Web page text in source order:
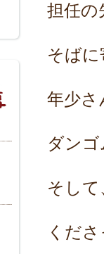
担任の
そばに
年少さ
ダンゴ
そして
くだ